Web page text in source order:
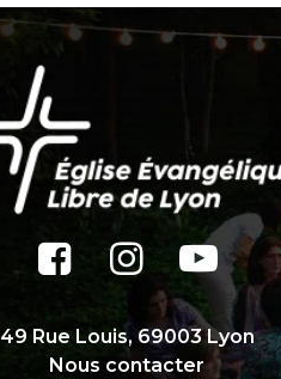
49 Rue Louis, 69003 Lyon
Nous contacter